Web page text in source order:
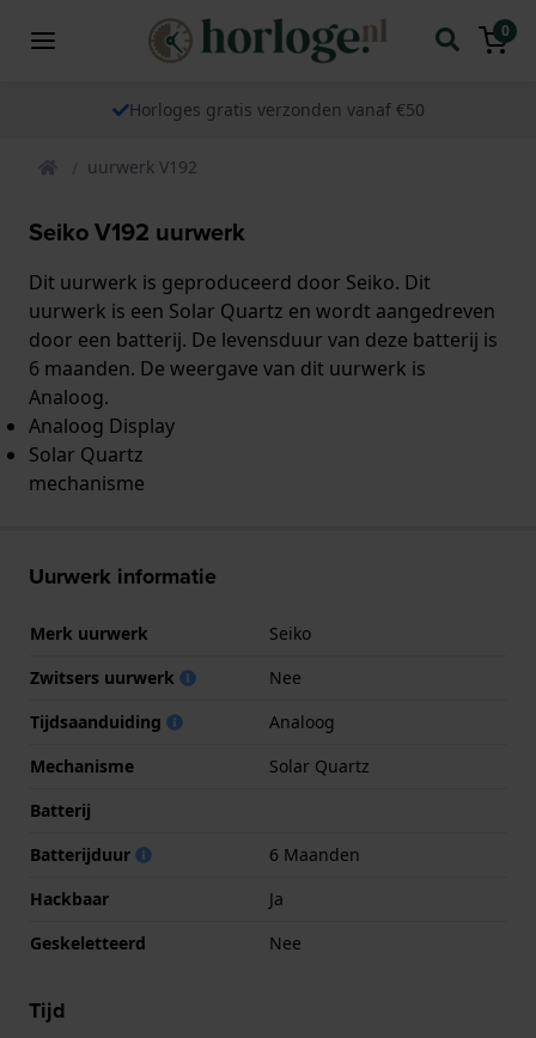
0
Horloges gratis verzonden vanaf €50
uurwerk V192
Seiko V192 uurwerk
Dit uurwerk is geproduceerd door Seiko. Dit
uurwerk is een Solar Quartz en wordt aangedreven
door een batterij. De levensduur van deze batterij is
6 maanden. De weergave van dit uurwerk is
Analoog.
Analoog Display
Solar Quartz
mechanisme
Uurwerk informatie
Merk uurwerk
Seiko
Zwitsers uurwerk
Nee
Tijdsaanduiding
Analoog
Mechanisme
Solar Quartz
Batterij
Batterijduur
6 Maanden
Hackbaar
Ja
Geskeletteerd
Nee
Tijd